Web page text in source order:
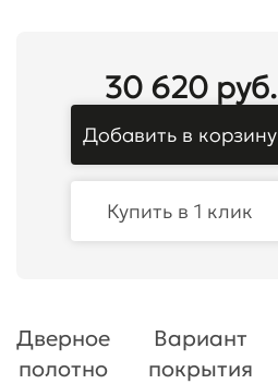
30 620 руб.
Добавить в корзину
Купить в 1 клик
Дверное
полотно
Вариант
покрытия